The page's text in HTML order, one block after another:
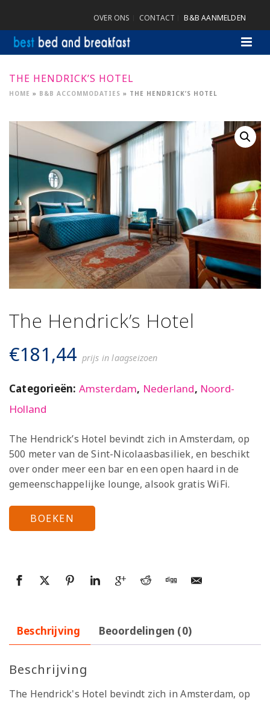
OVER ONS CONTACT B&B AANMELDEN
THE HENDRICK’S HOTEL
HOME » B&B ACCOMMODATIES » THE HENDRICK’S HOTEL
The Hendrick’s Hotel
€181,44 prijs in laagseizoen
Categorieën: Amsterdam, Nederland, Noord-
Holland
The Hendrick’s Hotel bevindt zich in Amsterdam, op
500 meter van de Sint-Nicolaasbasiliek, en beschikt
over onder meer een bar en een open haard in de
gemeenschappelijke lounge, alsook gratis WiFi.
BOEKEN
Beschrijving Beoordelingen (0)
Beschrijving
The Hendrick's Hotel bevindt zich in Amsterdam, op